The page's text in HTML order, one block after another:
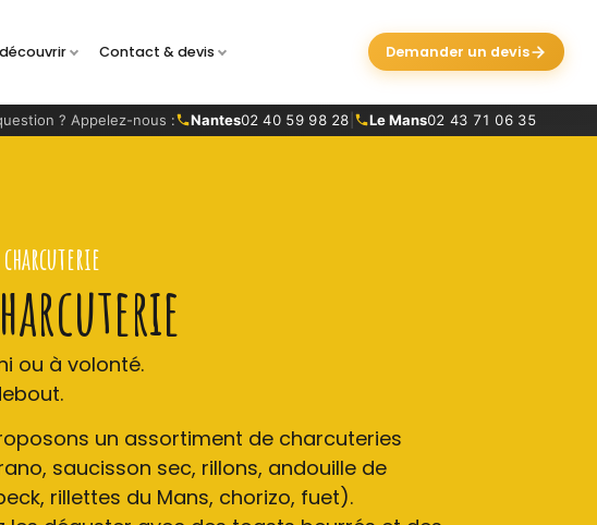
? Appelez-nous : Nantes02 40 59 98 28 Le Mans02 43 71 06 35
Contact & devis Demander un devis
ou à volonté.
un assortiment de charcuteries
saucisson sec, rillons, andouille de
rillettes du Mans, chorizo, fuet).